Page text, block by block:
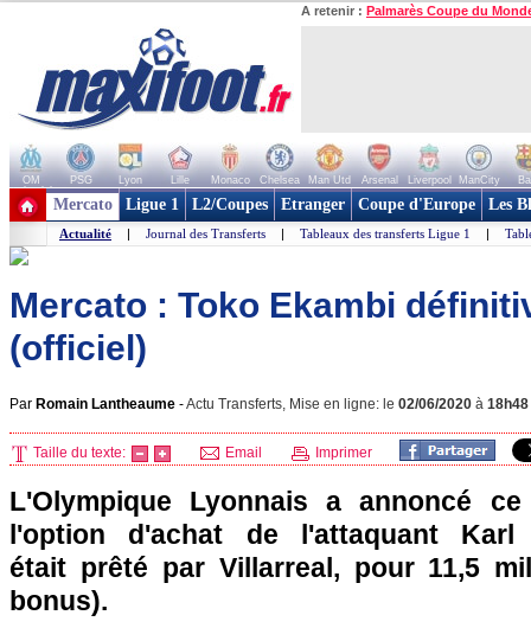
A retenir : Palmarès Coupe du
OM PSG Lyon Lille Monaco Chelsea Man Utd Arsenal Liverpool ManCity
+ de clubs
Mercato Ligue 1 L2/Coupes Etranger Coupe d'Europe Les
Actualité | Journal des Transferts | Tableaux des transferts Ligue 1 |
Mercato : Toko Ekambi
(officiel)
Par Romain Lantheaume -Actu Transferts, Mise en ligne: le 02/06/2020 à 18h48
Taille du texte: Email Imprimer
L'Olympique Lyonnais a annoncé
l'option d'achat de l'attaquant Karl
était prêté par Villarreal, pour 11,5
bonus).